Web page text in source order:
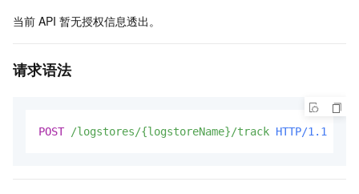
当前 API 暂无授权信息透出。
请求语法
POST /logstores/{logstoreName}/track HTTP/1.1